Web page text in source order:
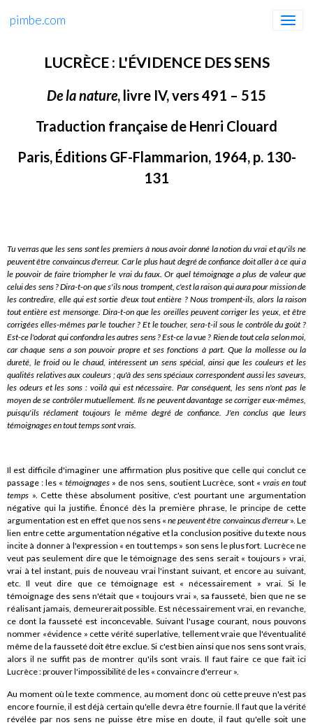
pimbe.com
LUCRÈCE : L'ÉVIDENCE DES SENS
De la nature, livre IV, vers 491 – 515
Traduction française de Henri Clouard
Paris, Éditions GF-Flammarion, 1964, p. 130-
131
Tu verras que les sens sont les premiers à nous avoir donné la notion du vrai et qu'ils ne
peuvent être convaincus d'erreur. Car le plus haut degré de confiance doit aller à ce qui a
le pouvoir de faire triompher le vrai du faux. Or quel témoignage a plus de valeur que
celui des sens ? Dira-t-on que s'ils nous trompent, c'est la raison qui aura pour mission de
les contredire, elle qui est sortie d'eux tout entière ? Nous trompent-ils, alors la raison
tout entière est mensonge. Dira-t-on que les oreilles peuvent corriger les yeux, et être
corrigées elles-mêmes par le toucher ? Et le toucher, sera-t-il sous le contrôle du goût ?
Est-ce l'odorat qui confondra les autres sens ? Est-ce la vue ? Rien de tout cela selon moi,
car chaque sens a son pouvoir propre et ses fonctions à part. Que la mollesse ou la
dureté, le froid ou le chaud, intéressent un sens spécial, ainsi que les couleurs et les
qualités relatives aux couleurs ; qu'à des sens spéciaux correspondent aussi les saveurs,
les odeurs et les sons : voilà qui est nécessaire. Par conséquent, les sens n'ont pas le
moyen de se contrôler mutuellement. Ils ne peuvent davantage se corriger eux-mêmes,
puisqu'ils réclament toujours le même degré de confiance. J'en conclus que leurs
témoignages en tout temps sont vrais.
Il est difficile d'imaginer une affirmation plus positive que celle qui conclut ce
passage : les «témoignages » de nos sens, soutient Lucrèce, sont « vrais en tout
temps ». Cette thèse absolument positive, c'est pourtant une argumentation
négative qui la justifie. Énoncé dès la première phrase, le principe de cette
argumentation est en effet que nos sens «ne peuvent être convaincus d'erreur». Le
lien entre cette argumentation négative et la conclusion positive du texte nous
incite à donner à l'expression « en tout temps » son sens le plus fort. Lucrèce ne
veut pas seulement dire que le témoignage des sens serait « toujours » vrai,
vrai à tel instant, puis de nouveau vrai l'instant suivant, et encore au suivant,
etc. Il veut dire que ce témoignage est « nécessairement » vrai. Si le
témoignage des sens n'était que « toujours vrai », sa fausseté, bien que ne se
réalisant jamais, demeurerait possible. Est nécessairement vrai, en revanche,
ce dont la fausseté est inconcevable. Suivant l'usage courant, nous pouvons
nommer «évidence » cette vérité superlative, tellement vraie que l'éventualité
même de la fausseté doit être exclue. Si c'est bien ainsi que nos sens sont vrais,
alors il ne suffit pas de montrer qu'ils sont vrais. Il faut faire ce que fait ici
Lucrèce : prouver l'impossibilité de les « convaincre d'erreur ».
Au moment où le texte commence, au moment donc où cette preuve n'est pas
encore fournie, il est déjà certain qu'elle devra être fournie. Il faut que la vérité
révélée par nos sens ne puisse être mise en doute, il faut qu'elle soit une